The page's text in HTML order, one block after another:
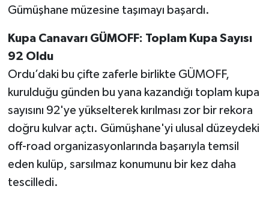
Gümüşhane müzesine taşımayı başardı.
Kupa Canavarı GÜMOFF: Toplam Kupa Sayısı
92 Oldu
Ordu’daki bu çifte zaferle birlikte GÜMOFF,
kurulduğu günden bu yana kazandığı toplam kupa
sayısını 92'ye yükselterek kırılması zor bir rekora
doğru kulvar açtı. Gümüşhane'yi ulusal düzeydeki
off-road organizasyonlarında başarıyla temsil
eden kulüp, sarsılmaz konumunu bir kez daha
tescilledi.